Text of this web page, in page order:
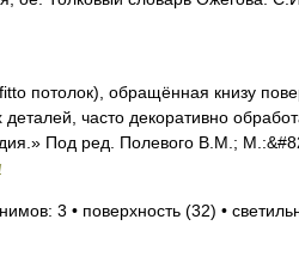
обращённая книзу
деталей, часто декоративно
Под ред. Полевого В.М.;
3 • поверхность (32) •